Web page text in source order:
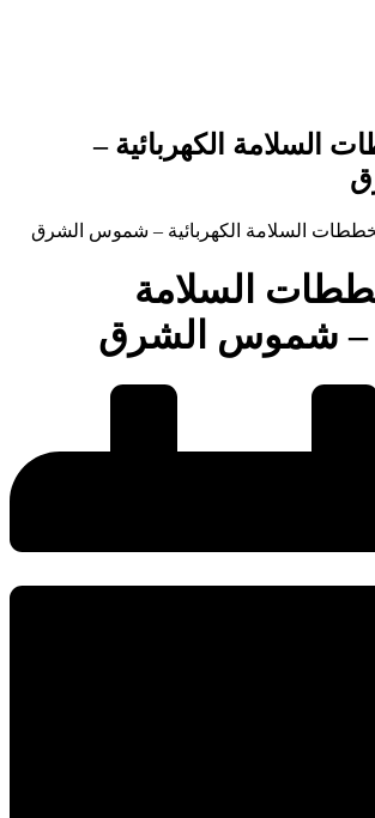
السلامة الكهربائية –
السلامة الكهربائية – شموس الشرق
السلامة
– شموس الشرق